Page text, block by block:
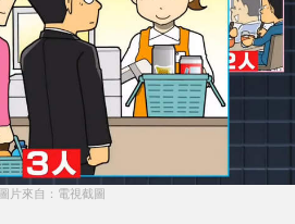
圖片來自：電視截圖